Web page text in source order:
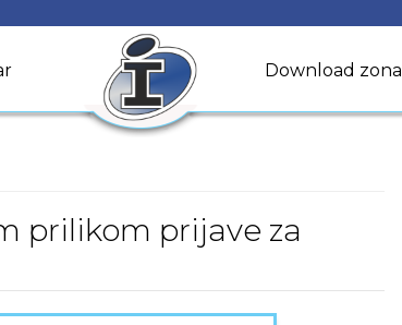
Download zona
prilikom prijave za